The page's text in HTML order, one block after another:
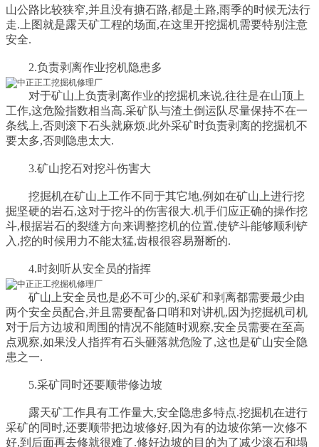
山公路比较狭窄,并且没有搪石路,都是土路,雨季的时候无法行
走.上图就是露天矿工程的场面,在这里开挖掘机需要特别注意
安全.
2.负责剥离作业挖机隐患多
对于矿山上负责剥离作业的挖掘机来说,往往是在山顶上
工作,这危险指数相当高.采矿队与渣土倒运队尽量保持不在一
条线上,否则滚下石头就麻烦.此外采矿时负责剥离的挖掘机不
要太多,否则隐患太大.
3.矿山挖石对挖斗伤害大
挖掘机在矿山上工作不同于其它地,例如在矿山上进行挖
掘坚硬的岩石,这对于挖斗的伤害很大.机手们应正确的操作挖
斗,根据岩石的裂缝方向来调整挖机的位置,使铲斗能够顺利铲
入,挖的时候用力不能太猛,齿根很容易掰断的.
4.时刻听从安全员的指挥
矿山上安全员也是必不可少的,采矿和剥离都需要最少由
两个安全员配合,并且需要配备口哨和对讲机,因为挖掘机司机
对于后方边坡和周围的情况不能随时观察,安全员需要在至高
点观察,如果没人指挥有石头砸落就危险了,这也是矿山安全隐
患之一.
5.采矿同时还要顺带修边坡
露天矿工作具有工作量大,安全隐患多特点.挖掘机在进行
采矿的同时,还要顺带把边坡修好,因为有的边坡你第一次修不
好,到后面再去修就很难了.修好边坡的目的为了减少滚石和塌